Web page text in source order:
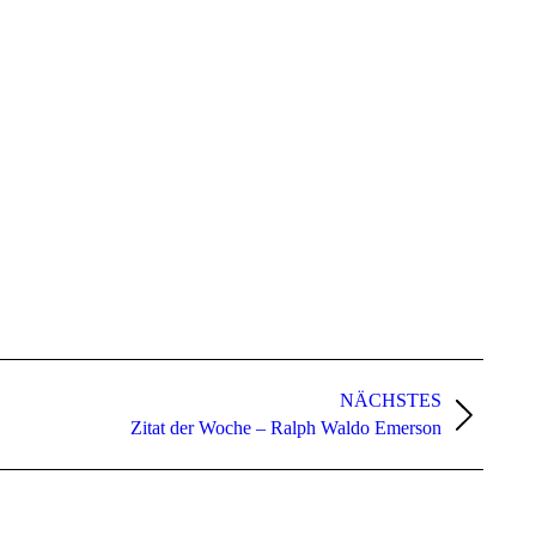
NÄCHSTES
Zitat der Woche – Ralph Waldo Emerson